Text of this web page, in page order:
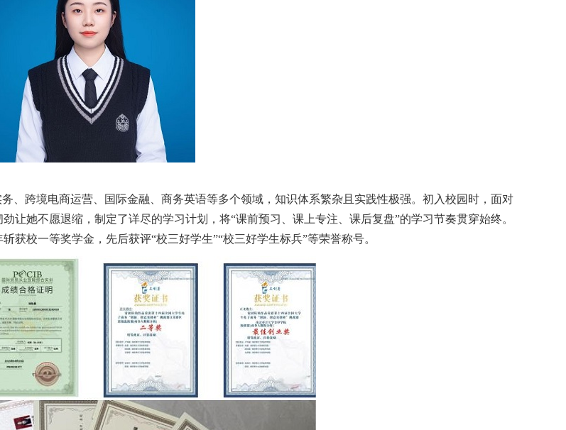
、跨境电商运营、国际金融、商务英语等多个领域，知识体系繁杂且实践性极强。初入校园时，面对
劲让她不愿退缩 ， 制定了详尽的学习计划，将“课前预习、课上专注、课后复盘”的学习节奏贯穿始终。
获校一等奖学金，先后获评“校三好学生”“校三好学生标兵”等荣誉称号。